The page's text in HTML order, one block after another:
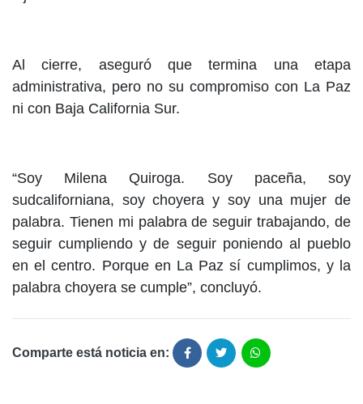
Al cierre, aseguró que termina una etapa
administrativa, pero no su compromiso con La Paz
ni con Baja California Sur.
“Soy Milena Quiroga. Soy paceña, soy
sudcaliforniana, soy choyera y soy una mujer de
palabra. Tienen mi palabra de seguir trabajando, de
seguir cumpliendo y de seguir poniendo al pueblo
en el centro. Porque en La Paz sí cumplimos, y la
palabra choyera se cumple”, concluyó.
Comparte está noticia en: